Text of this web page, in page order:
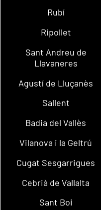
Rubí
Ripollet
Sant Andreu de
Llavaneres
Agustí de Lluçanès
Sallent
Badia del Vallès
Vilanova i la Geltrú
Cugat Sesgarrigues
Cebrià de Vallalta
Sant Boi